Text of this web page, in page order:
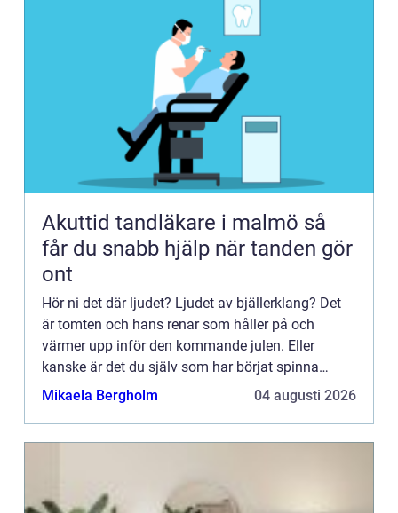
Akuttid tandläkare i malmö så
får du snabb hjälp när tanden gör
ont
Hör ni det där ljudet? Ljudet av bjällerklang? Det
är tomten och hans renar som håller på och
värmer upp inför den kommande julen. Eller
kanske är det du själv som har börjat spinna
jullå...
Mikaela Bergholm 04 augusti 2026